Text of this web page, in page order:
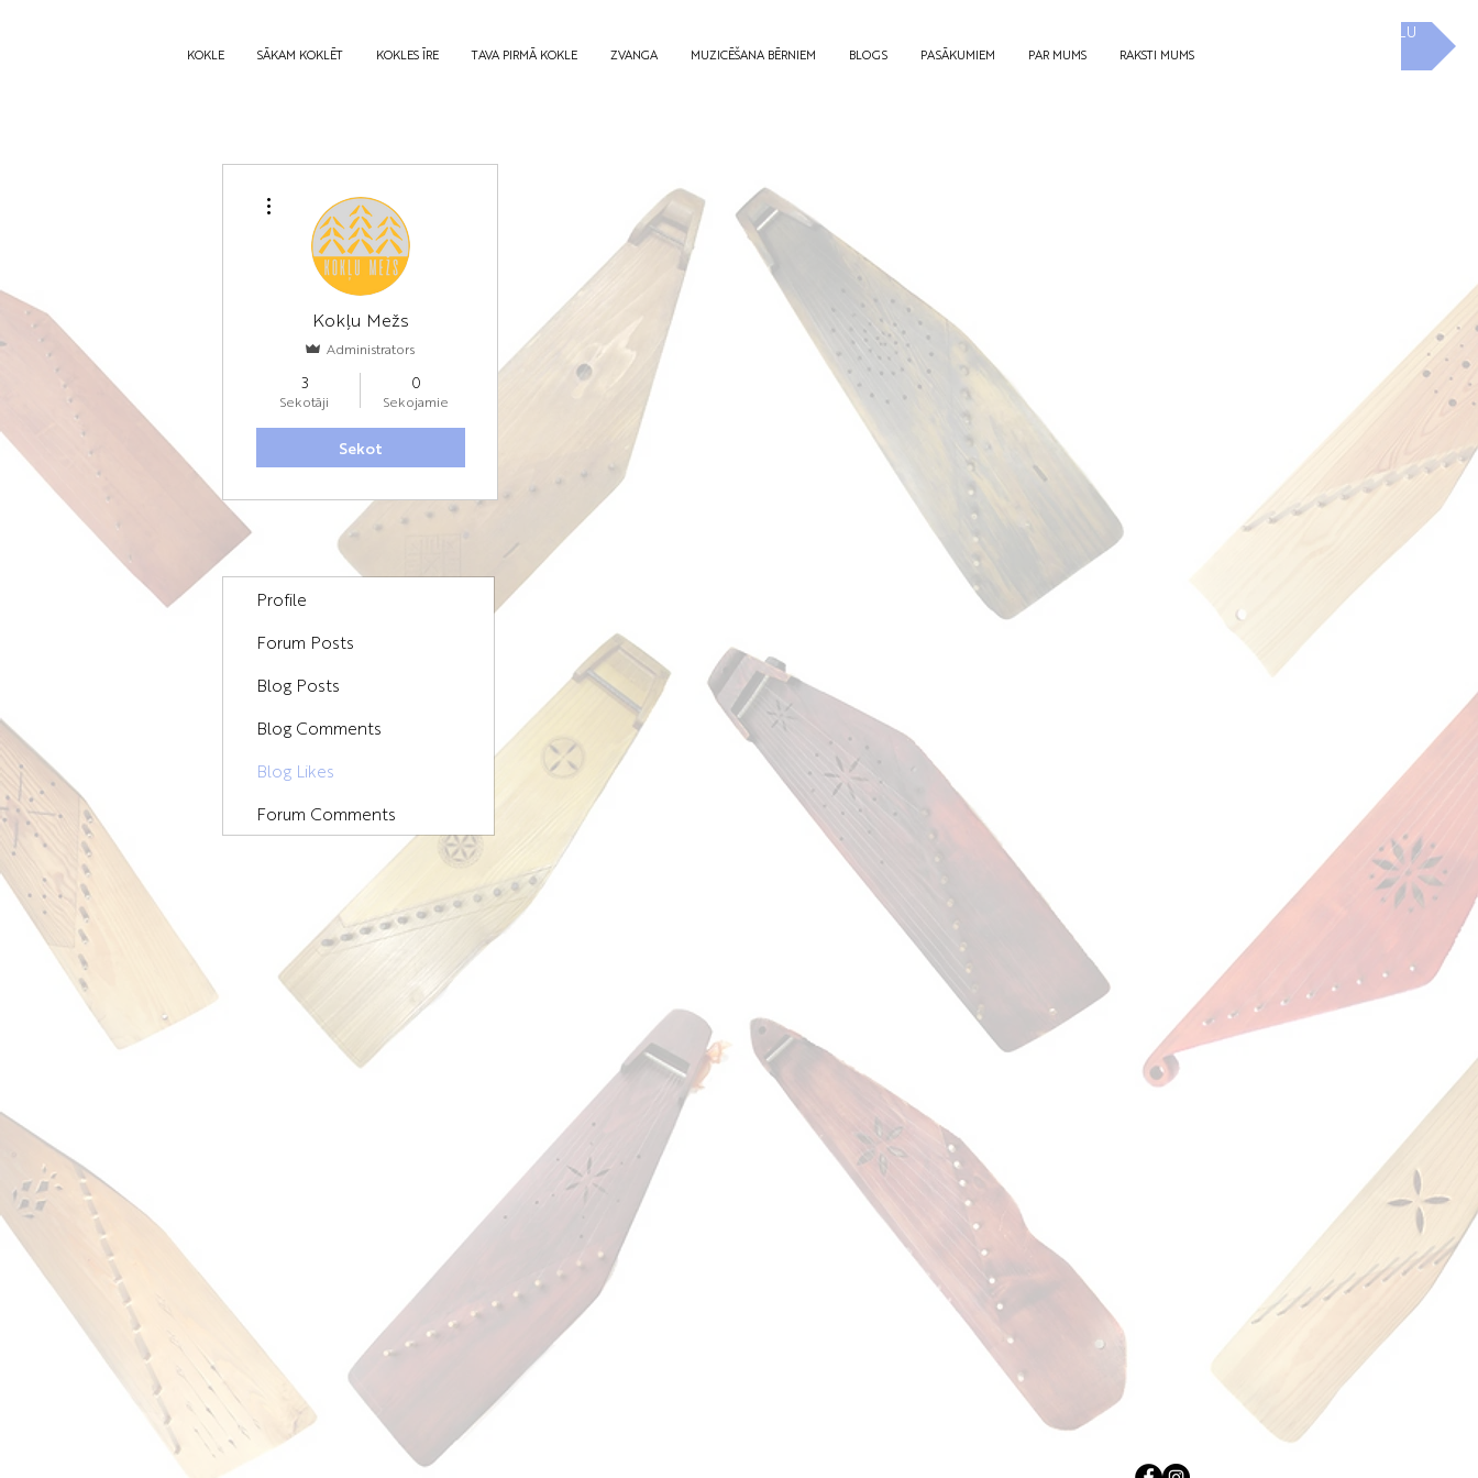
KOKLE SĀKAM KOKLĒT KOKLES ĪRE TAVA PIRMĀ KOKLE ZVANGA MUZICĒŠANA BĒRNIEM BLOGS PASĀKUMIEM PAR MUMS RAKSTI MUMS
UZ E-SKOLU
Kokļu Mežs
Administrators
3
Sekotāji
0
Sekojamie
Sekot
Profile
Forum Posts
Blog Posts
Blog Comments
Blog Likes
Forum Comments